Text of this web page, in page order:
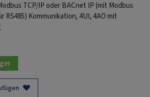
TCP/IP oder BACnet IP (mit Modbus
RS485) Kommunikation, 4UI, 4AO mit